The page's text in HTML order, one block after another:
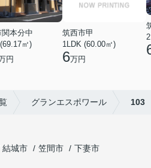
本分中
㎡)
円
筑西市甲
1LDK (60.00㎡)
6万円
グランエスポワール 103
結城市 笠間市
下妻市